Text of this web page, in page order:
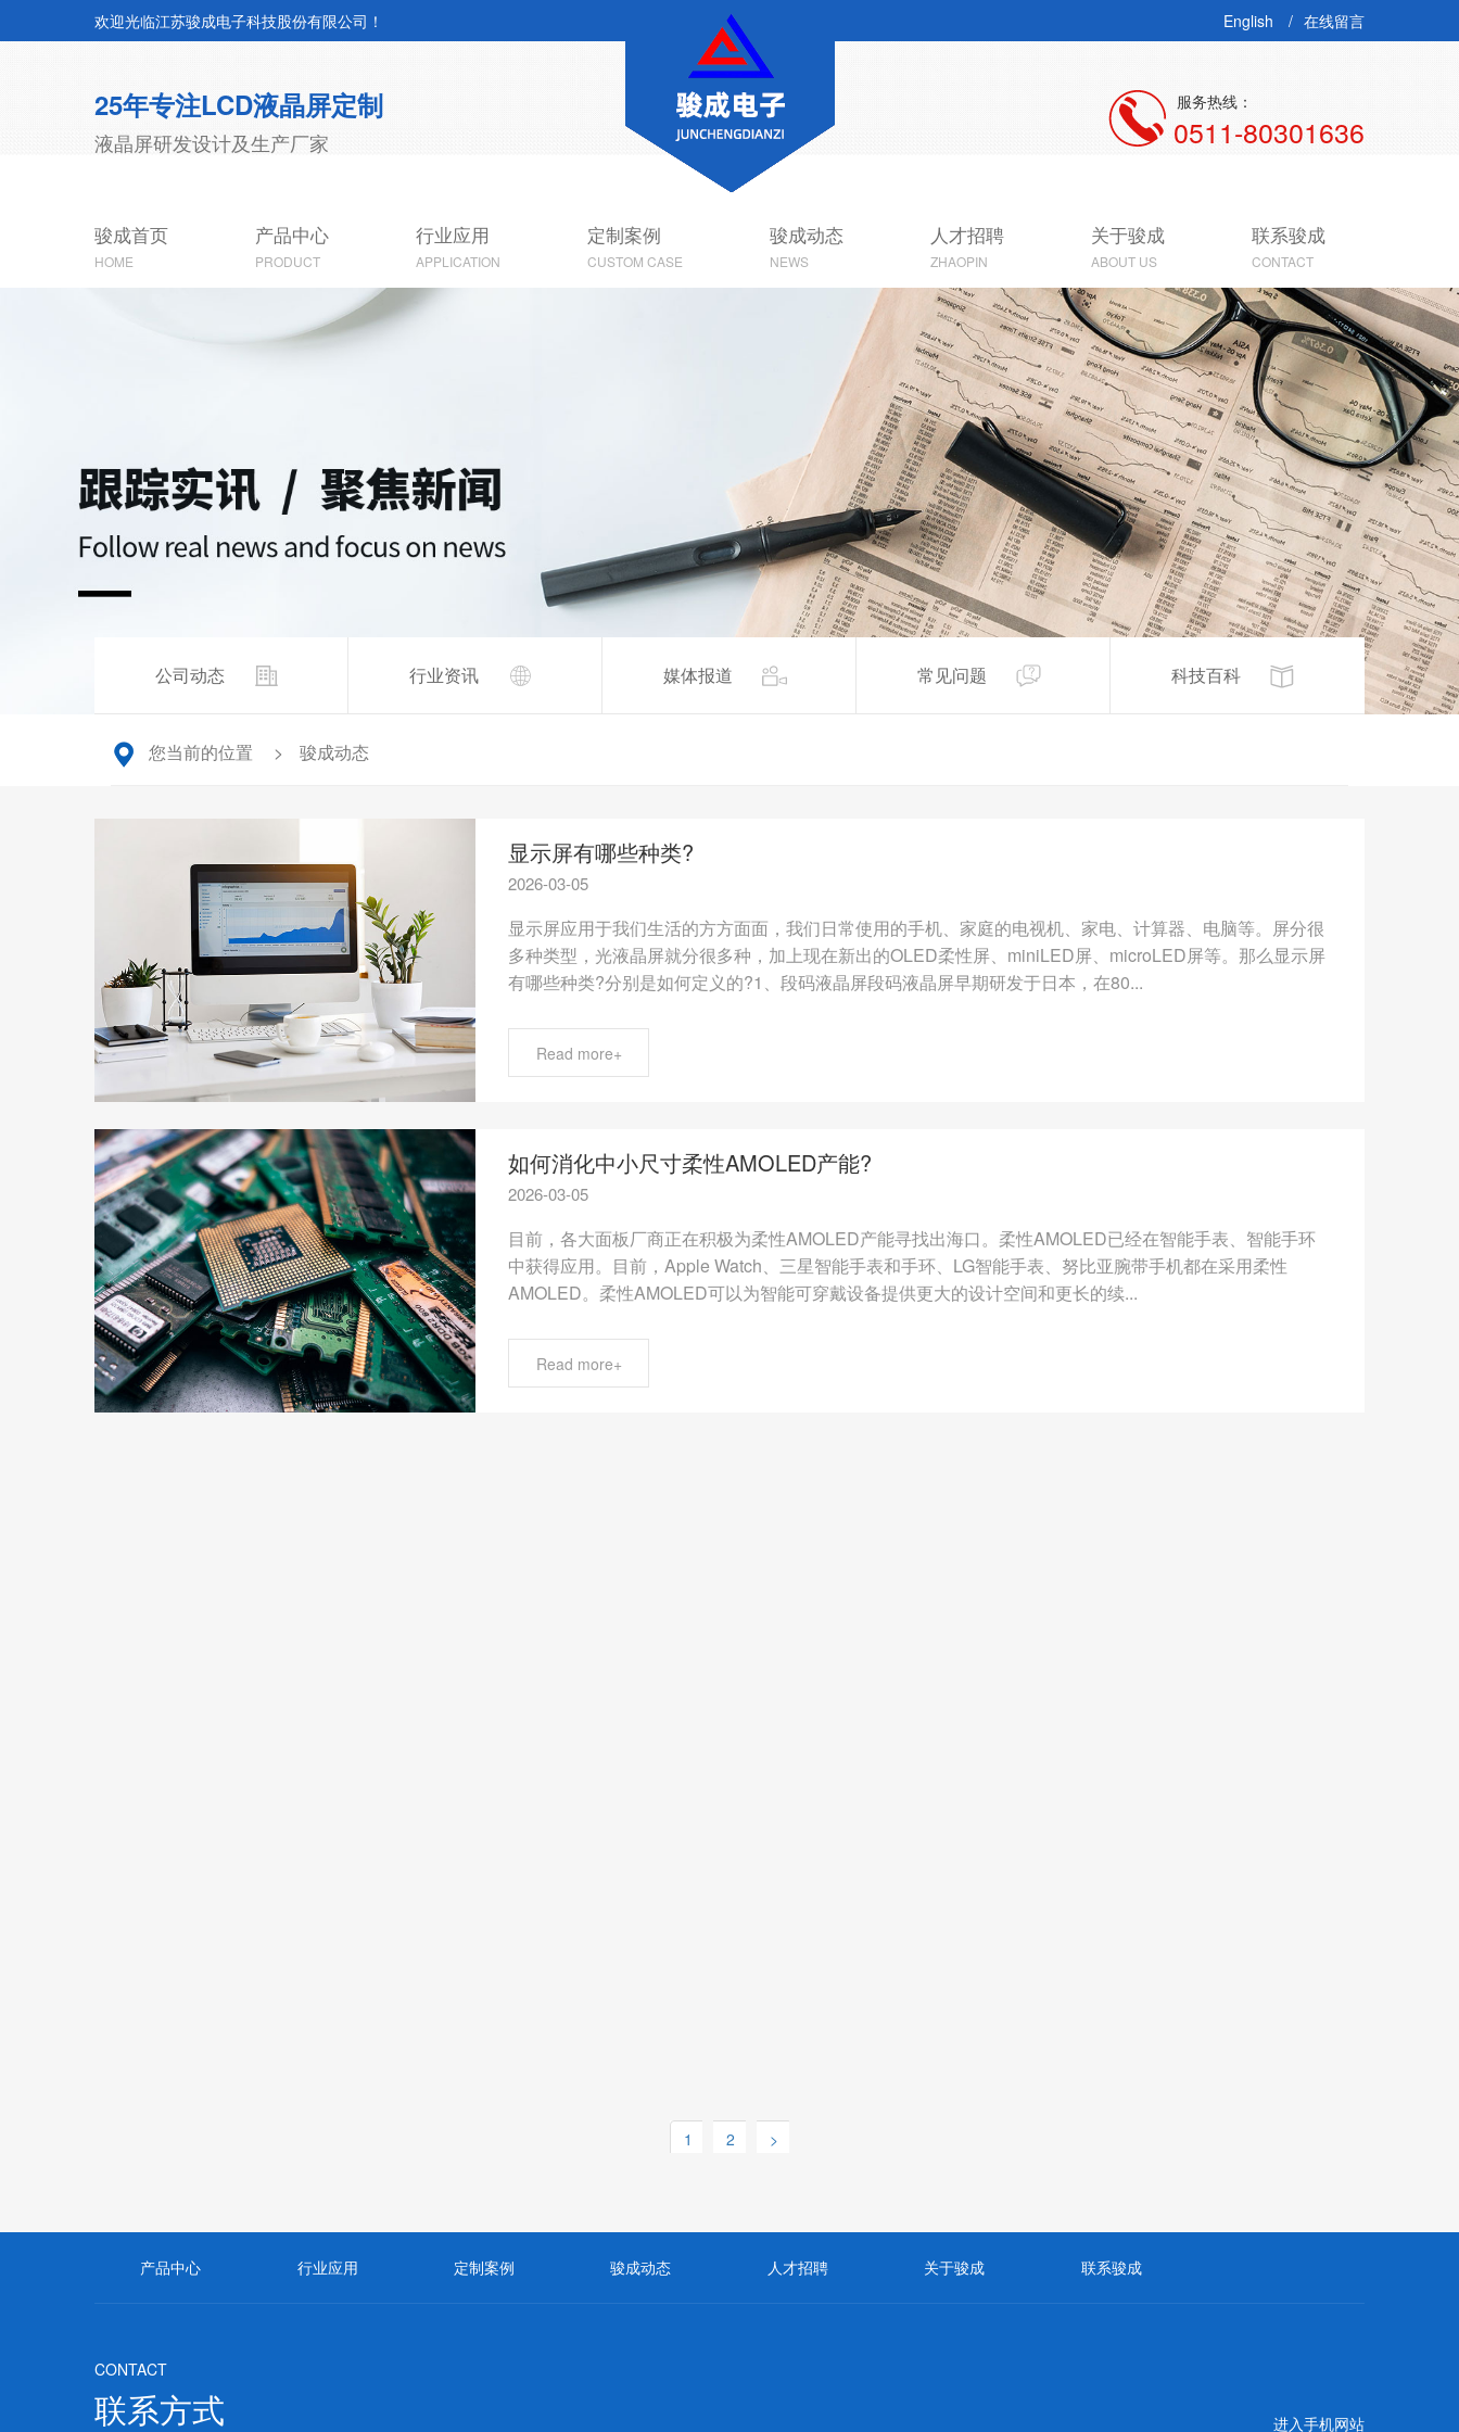
欢迎光临江苏骏成电子科技股份有限公司！ English 在线留言
25年专注LCD液晶屏定制
液晶屏研发设计及生产厂家
服务热线：
0511-80301636
骏成首页
HOME
产品中心
PRODUCT
行业应用
APPLICATION
定制案例
CUSTOM CASE
骏成动态
NEWS
人才招聘
ZHAOPIN
关于骏成
ABOUT US
联系骏成
CONTACT
公司动态 行业资讯 媒体报道 常见问题 科技百科
您当前的位置 骏成动态
显示屏有哪些种类?
2026-03-05
显示屏应用于我们生活的方方面面，我们日常使用的手机、家庭的电视机、家电、计算器、电脑等。屏分很
多种类型，光液晶屏就分很多种，加上现在新出的OLED柔性屏、miniLED屏、microLED屏等。那么显示屏
有哪些种类?分别是如何定义的?1、段码液晶屏段码液晶屏早期研发于日本，在80...
Read more+
如何消化中小尺寸柔性AMOLED产能?
2026-03-05
目前，各大面板厂商正在积极为柔性AMOLED产能寻找出海口。柔性AMOLED已经在智能手表、智能手环
中获得应用。目前，Apple Watch、三星智能手表和手环、LG智能手表、努比亚腕带手机都在采用柔性
AMOLED。柔性AMOLED可以为智能可穿戴设备提供更大的设计空间和更长的续...
Read more+
1 2 >
产品中心 行业应用 定制案例 骏成动态 人才招聘 关于骏成 联系骏成
CONTACT
联系方式 进入手机网站